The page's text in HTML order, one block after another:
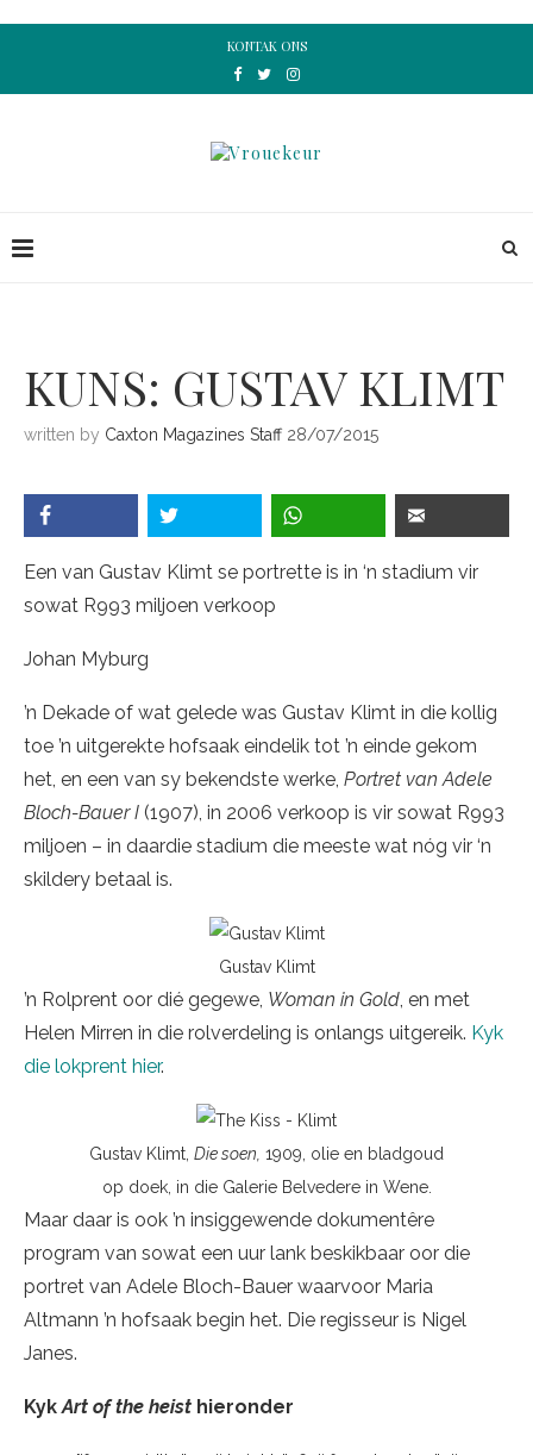
KONTAK ONS
KUNS: GUSTAV KLIMT
written by Caxton Magazines Staff 28/07/2015
Een van Gustav Klimt se portrette is in ‘n stadium vir
sowat R993 miljoen verkoop
Johan Myburg
’n Dekade of wat gelede was Gustav Klimt in die kollig
toe ’n uitgerekte hofsaak eindelik tot ’n einde gekom
het, en een van sy bekendste werke, Portret van Adele
Bloch-Bauer I (1907), in 2006 verkoop is vir sowat R993
miljoen – in daardie stadium die meeste wat nóg vir ‘n
skildery betaal is.
Gustav Klimt
’n Rolprent oor dié gegewe, Woman in Gold, en met
Helen Mirren in die rolverdeling is onlangs uitgereik. Kyk
die lokprent hier.
Gustav Klimt, Die soen, 1909, olie en bladgoud
op doek, in die Galerie Belvedere in Wene.
Maar daar is ook ’n insiggewende dokumentêre
program van sowat een uur lank beskikbaar oor die
portret van Adele Bloch-Bauer waarvoor Maria
Altmann ’n hofsaak begin het. Die regisseur is Nigel
Janes.
KykArt of the heist hieronder